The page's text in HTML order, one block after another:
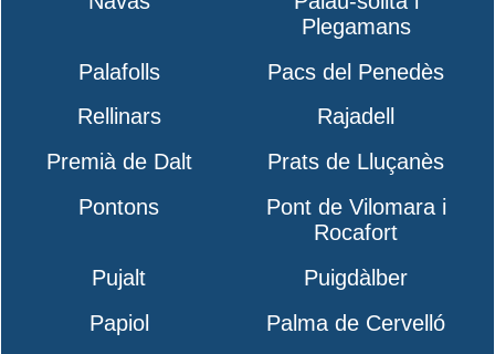
Plegamans
Palafolls
Pacs del Penedès
Rellinars
Rajadell
Premià de Dalt
Prats de Lluçanès
Pontons
Pont de Vilomara i
Rocafort
Pujalt
Puigdàlber
Papiol
Palma de Cervelló